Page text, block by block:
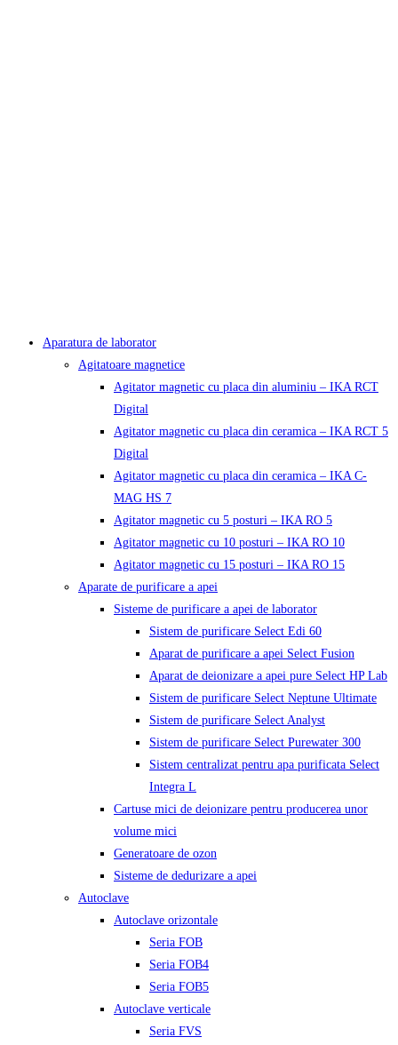
Aparatura de laborator
Agitatoare magnetice
Agitator magnetic cu placa din aluminiu – IKA RCT
Digital
Agitator magnetic cu placa din ceramica – IKA RCT 5
Digital
Agitator magnetic cu placa din ceramica – IKA C-
MAG HS 7
Agitator magnetic cu 5 posturi – IKA RO 5
Agitator magnetic cu 10 posturi – IKA RO 10
Agitator magnetic cu 15 posturi – IKA RO 15
Aparate de purificare a apei
Sisteme de purificare a apei de laborator
Sistem de purificare Select Edi 60
Aparat de purificare a apei Select Fusion
Aparat de deionizare a apei pure Select HP Lab
Sistem de purificare Select Neptune Ultimate
Sistem de purificare Select Analyst
Sistem de purificare Select Purewater 300
Sistem centralizat pentru apa purificata Select
Integra L
Cartuse mici de deionizare pentru producerea unor
volume mici
Generatoare de ozon
Sisteme de dedurizare a apei
Autoclave
Autoclave orizontale
Seria FOB
Seria FOB4
Seria FOB5
Autoclave verticale
Seria FVS